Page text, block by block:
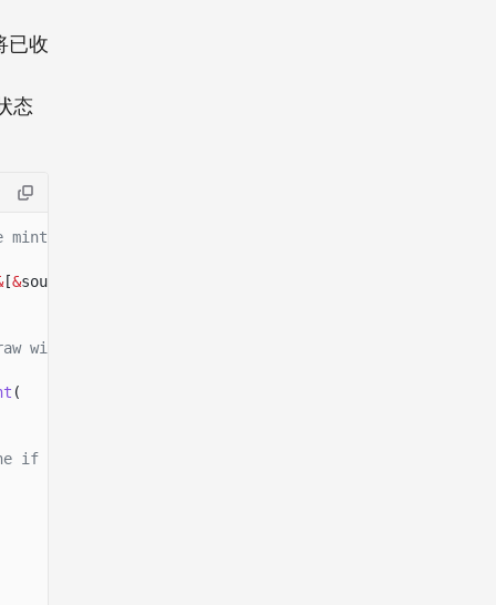
已收
态
mint.
[&source_account])
withheld authority).
(
if None